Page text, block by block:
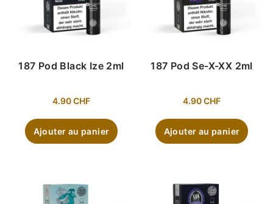
187 Pod Black Ize 2ml
4.90CHF
Ajouter au panier
187 Pod Se-X-XX 2ml
4.90CHF
Ajouter au panier